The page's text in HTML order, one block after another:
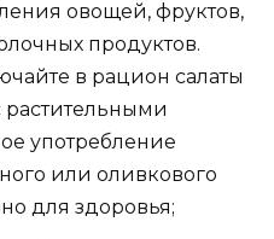
овощей, фруктов,
продуктов.
в рацион салаты
употребление
или оливкового
для здоровья;